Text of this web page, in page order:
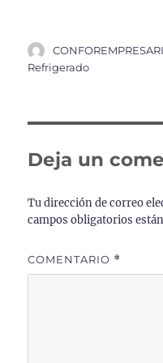
Autor
Refrigerado
Deja un
Tu dirección de correo
campos obligatorios
COMENTARIO *